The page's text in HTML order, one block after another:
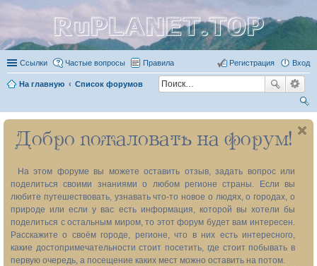
RuPLANET.TOP
Ссылки Частые вопросы Правила Вход
Регистрация
На главную Список форумов
ои
ск
Добро пожаловать на форум!
На этом форуме вы можете оставить отзыв, задать вопрос или
поделиться своими знаниями о любом регионе страны. Если вы
любите путешествовать, узнавать что-то новое о людях, о городах, о
природе или если у вас есть информация, которой вы хотели бы
поделиться с остальным миром, то этот форум будет вам интересен.
Расскажите о своём городе, регионе, что в них есть интересного,
какие достопримечательности стоит посетить, где стоит побывать в
первую очередь, а посещение каких мест можно оставить на потом.